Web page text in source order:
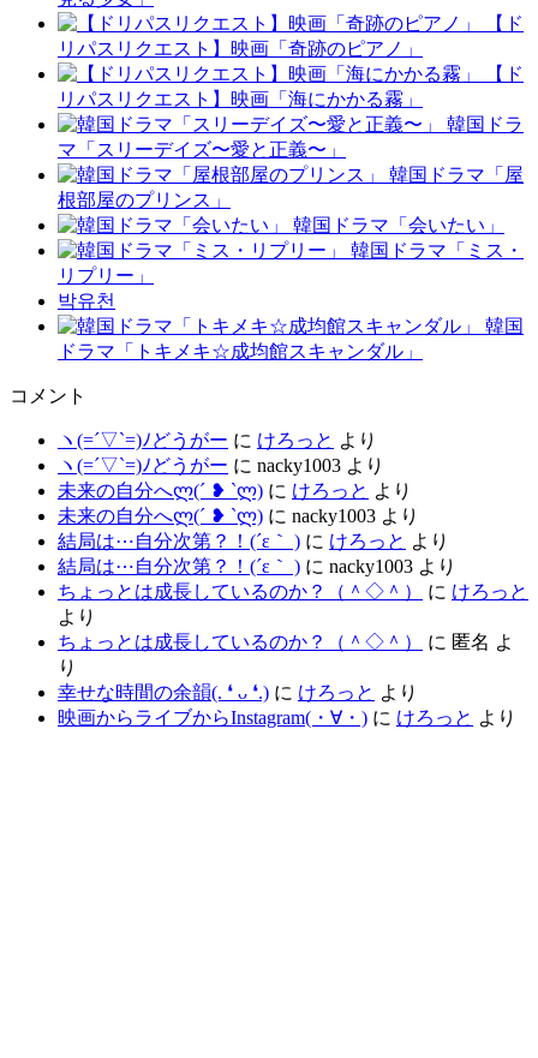
【ド
リパスリクエスト】映画「奇跡のピアノ」
【ド
リパスリクエスト】映画「海にかかる霧」
韓国ドラ
マ「スリーデイズ〜愛と正義〜」
韓国ドラマ「屋
根部屋のプリンス」
韓国ドラマ「会いたい」
韓国ドラマ「ミス・
リプリー」
박유천
韓国
ドラマ「トキメキ☆成均館スキャンダル」
コメント
ヽ(=´▽`=)ﾉどうがー に けろっと より
ヽ(=´▽`=)ﾉどうがー に nacky1003 より
未来の自分へლ⁠(⁠´⁠ ⁠❥⁠ ⁠`⁠ლ⁠) に けろっと より
未来の自分へლ⁠(⁠´⁠ ⁠❥⁠ ⁠`⁠ლ⁠) に nacky1003 より
結局は⋯自分次第？！(´ε｀ ) に けろっと より
結局は⋯自分次第？！(´ε｀ ) に nacky1003 より
ちょっとは成長しているのか？（＾◇＾）
に けろっと
より
ちょっとは成長しているのか？（＾◇＾）
に 匿名 よ
り
幸せな時間の余韻(⁠.⁠ ⁠❛⁠ ⁠ᴗ⁠ ⁠❛⁠.⁠) に けろっと より
映画からライブからInstagram(⁠・⁠∀⁠・⁠) に けろっと より